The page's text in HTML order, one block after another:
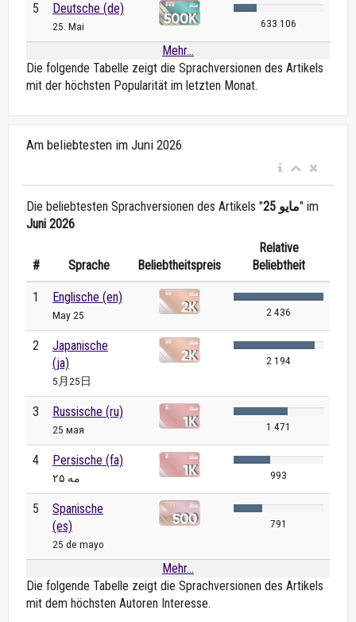
5 Deutsche (de)
25. Mai 633 106
Mehr...
Die folgende Tabelle zeigt die Sprachversionen des Artikels
mit der höchsten Popularität im letzten Monat.
Am beliebtesten im Juni 2026
Die beliebtesten Sprachversionen des Artikels " 25 مايو" im
Juni 2026
# Sprache Beliebtheitspreis
Relative
Beliebtheit
1 Englische (en)
May 25 2 436
2
Japanische
(ja)
5月25日
2 194
3 Russische (ru)
25 мая 1 471
4 Persische (fa)
۲۵ مه 993
5
Spanische
(es)
25 de mayo
791
Mehr...
Die folgende Tabelle zeigt die Sprachversionen des Artikels
mit dem höchsten Autoren Interesse.